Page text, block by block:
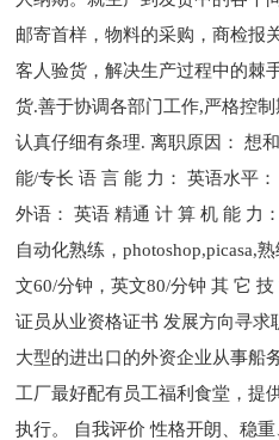
邮寄首样，物料的采购，商检报
客人验货，解决生产过程中的棘
货.善于协调各部门工作,严格控
认真仔细有条理. 离职原因： 想
能/专长 语 言 能 力： 英语水平
外语： 英语 精通 计 算 机 能 力
自动化熟练，photoshop,picasa,
文60/分钟，英文80/分钟 其 它
证员从业资格证书 发展方向寻求
大型的进出口的外资企业从事船
工厂最好配有员工福利食堂，提
执行。 自我评价 性格开朗、稳